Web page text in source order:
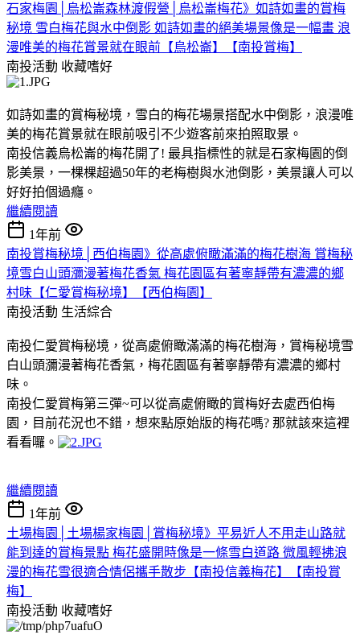
石家梅園│烏松崙森林渡假營│烏松崙梅花》如詩如畫的賞梅
秘境 雪白梅花與水中倒影 如詩如畫的絕美場景像是一幅畫 浪
漫唯美的梅花賞景就在眼前【烏松崙】【南投賞梅】
南投活動 收藏嗜好
如詩如畫的賞梅秘境，雪白的梅花場景搭配水中倒影，浪漫唯
美的梅花賞景就在眼前吸引不少遊客前來拍照取景。
南投信義烏松崙的梅花開了! 最具指標性的就是石家梅園的倒
影美景，一棵棵超過50年的老梅樹與水池倒影，美景讓人可以
好好拍個過癮。
繼續閱讀
1年前
南投賞梅秘境│西伯梅園》從高處俯瞰滿滿的梅花樹海 賞梅秘
境雪白山頭瀰漫著梅花香氣 梅花園區有著寧靜帶有濃濃的鄉
村味【仁愛賞梅秘境】【西伯梅園】
南投活動 生活綜合
南投仁愛賞梅秘境，從高處俯瞰滿滿的梅花樹海，賞梅秘境雪
白山頭瀰漫著梅花香氣，梅花園區有著寧靜帶有濃濃的鄉村
味。
南投仁愛賞梅第三彈~可以從高處俯瞰的賞梅好去處西伯梅
園，目前花況也不錯，想來點原始版的梅花嗎? 那就該來這裡
看看囉。
繼續閱讀
1年前
土場梅園│土場楊家梅園│賞梅秘境》平易近人不用走山路就
能到達的賞梅景點 梅花盛開時像是一條雪白道路 微風輕拂浪
漫的梅花雪很適合情侶攜手散步【南投信義梅花】【南投賞
梅】
南投活動 收藏嗜好